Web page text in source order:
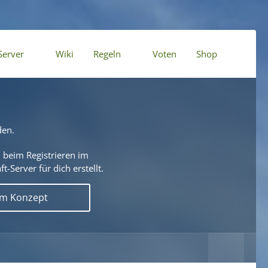
Wiki Regeln Voten Shop
Registrieren im
Server für dich erstellt.
Konzept